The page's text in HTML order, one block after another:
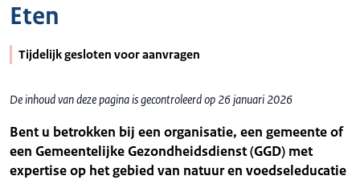
Eten
Tijdelijk gesloten voor aanvragen
De inhoud van deze pagina is gecontroleerd op 26 januari 2026
Bent u betrokken bij een organisatie, een gemeente of
een Gemeentelijke Gezondheidsdienst (GGD) met
expertise op het gebied van natuur en voedseleducatie